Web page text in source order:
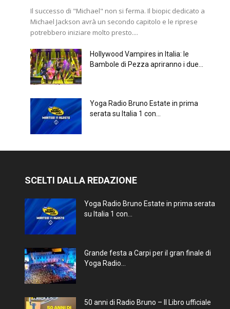
Il successo di "Michael" non si ferma. Il biopic dedicato a
Michael Jackson avrà un secondo capitolo e le riprese
potrebbero iniziare molto presto....
Hollywood Vampires in Italia: le
Bambole di Pezza apriranno i due...
Yoga Radio Bruno Estate in prima
serata su Italia 1 con...
SCELTI DALLA REDAZIONE
Yoga Radio Bruno Estate in prima serata
su Italia 1 con...
Grande festa a Carpi per il gran finale di
Yoga Radio...
50 anni di Radio Bruno – Il Libro ufficiale